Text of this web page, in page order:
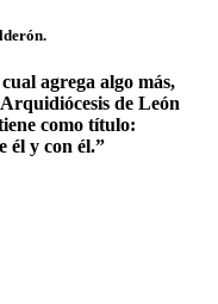
agrega algo más,
de León
como título:
él y con él.”